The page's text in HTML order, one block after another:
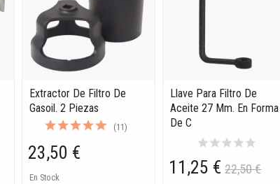
Extractor De Filtro De
Gasoil. 2 Piezas
(11)
23,50 €
En Stock
Llave Para Filtro De
Aceite 27 Mm. En Forma
De C
starstarstarstarstar
11,25 € 22,50 €